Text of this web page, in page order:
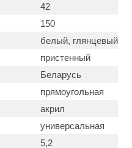
42
150
белый, глянцевый
пристенный
Беларусь
прямоугольная
акрил
универсальная
5,2